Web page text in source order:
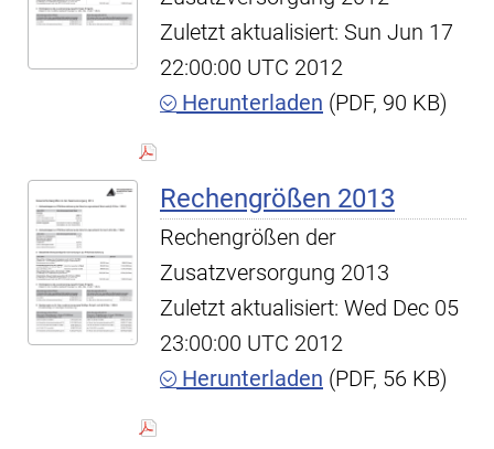
Zuletzt aktualisiert: Sun Jun 17
22:00:00 UTC 2012
Herunterladen (PDF, 90 KB)
Rechengrößen 2013
Rechengrößen der
Zusatzversorgung 2013
Zuletzt aktualisiert: Wed Dec 05
23:00:00 UTC 2012
Herunterladen (PDF, 56 KB)